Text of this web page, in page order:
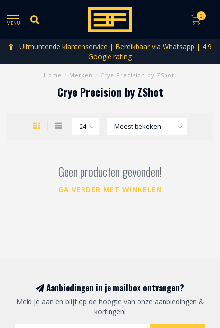
MENU
0
Uitmuntende klantenservice | Bereikbaar via Whatsapp | 4.9
Google rating
Home Merken Crye Precision by ZShot
Crye Precision by ZShot
Geen producten gevonden!
GA VERDER MET WINKELEN
Aanbiedingen in je mailbox ontvangen?
Meld je aan en blijf op de hoogte van onze aanbiedingen &
kortingen!